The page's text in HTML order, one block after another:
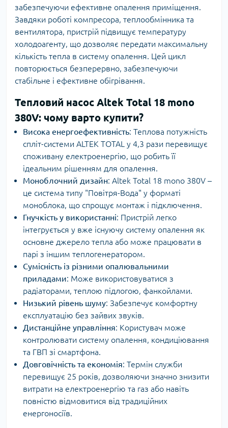
забезпечуючи ефективне опалення приміщення.
Завдяки роботі компресора, теплообмінника та
вентилятора, пристрій підвищує температуру
холодоагенту, що дозволяє передати максимальну
кількість тепла в систему опалення. Цей цикл
повторюється безперервно, забезпечуючи
стабільне і ефективне обігрівання.
Тепловий насос Altek Total 18 mono
380V: чому варто купити?
Висока енергоефективність: Теплова потужність
спліт-системи ALTEK TOTAL у 4,3 рази перевищує
споживану електроенергію, що робить її
ідеальним рішенням для опалення.
Моноблочний дизайн: Altek Total 18 mono 380V –
це система типу "Повітря-Вода" у форматі
моноблока, що спрощує монтаж і підключення.
Гнучкість у використанні: Пристрій легко
інтегрується у вже існуючу систему опалення як
основне джерело тепла або може працювати в
парі з іншим теплогенератором.
Сумісність із різними опалювальними
приладами: Може використовуватися з
радіаторами, теплою підлогою, фанкойлами.
Низький рівень шуму: Забезпечує комфортну
експлуатацію без зайвих звуків.
Дистанційне управління: Користувач може
контролювати систему опалення, кондиціювання
та ГВП зі смартфона.
Довговічність та економія: Термін служби
перевищує 25 років, дозволяючи значно знизити
витрати на електроенергію та газ або навіть
повністю відмовитися від традиційних
енергоносіїв.